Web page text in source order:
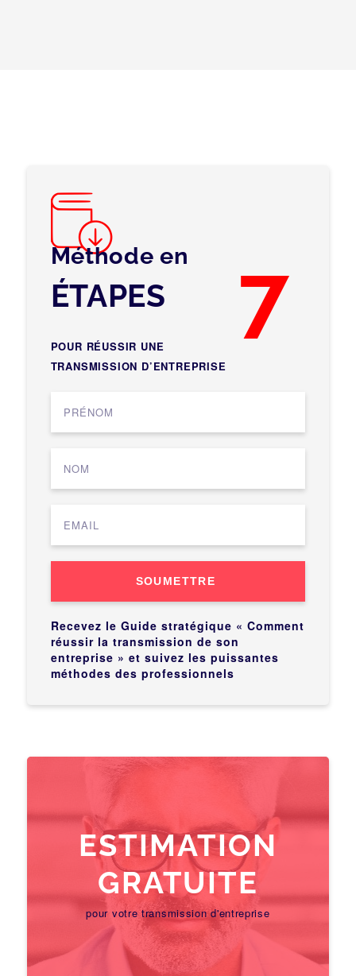
Méthode en 7
ÉTAPES
POUR RÉUSSIR UNE
TRANSMISSION D’ENTREPRISE
SOUMETTRE
Recevez le Guide stratégique « Comment
réussir la transmission de son
entreprise » et suivez les puissantes
méthodes des professionnels
ESTIMATION
GRATUITE
pour votre transmission d'entreprise